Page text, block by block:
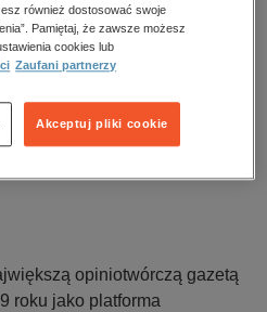
opiniotwórczą gazetą
roku jako platforma
również dostosować swoje
Pamiętaj, że zawsze możesz
cookies lub
Zaufani partnerzy
Akceptuj pliki cookie